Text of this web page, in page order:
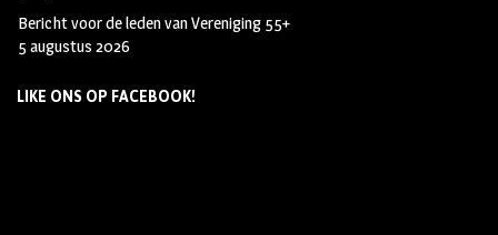
Bericht voor de leden van Vereniging 55+
5 augustus 2026
LIKE ONS OP FACEBOOK!